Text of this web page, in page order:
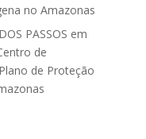
no Amazonas
PASSOS em
de
de Proteção